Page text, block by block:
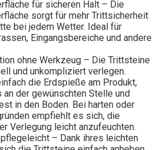
für sicheren Halt – Die
sorgt für mehr Trittsicherheit
bei jedem Wetter. Ideal für
Eingangsbereiche und andere
ohne Werkzeug – Die Trittsteine
und unkompliziert verlegen.
die Erdspieße am Produkt,
der gewünschten Stelle und
in den Boden. Bei harten oder
empfiehlt es sich, die
Verlegung leicht anzufeuchten.
pflegeleicht – Dank ihres leichten